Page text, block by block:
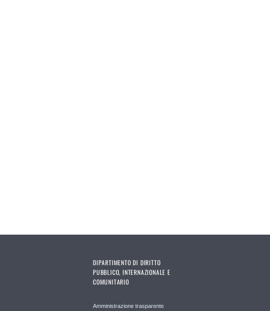
DIPARTIMENTO DI DIRITTO
PUBBLICO, INTERNAZIONALE E
COMUNITARIO
Amministrazione trasparente